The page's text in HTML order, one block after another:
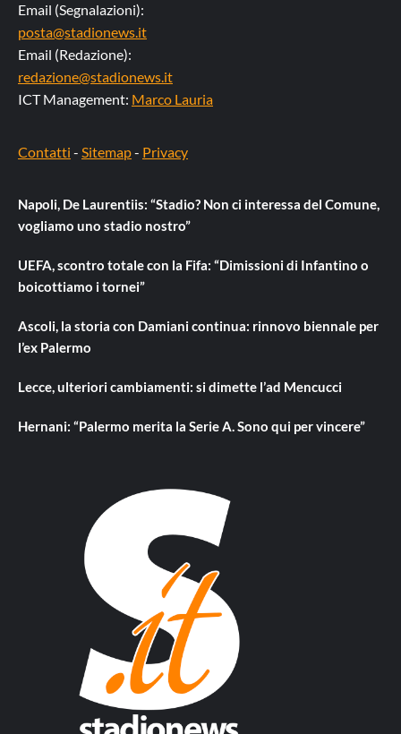
Email (Segnalazioni):
posta@stadionews.it
Email (Redazione):
redazione@stadionews.it
ICT Management: Marco Lauria
Contatti - Sitemap- Privacy
Napoli, De Laurentiis: “Stadio? Non ci interessa del Comune,
vogliamo uno stadio nostro”
UEFA, scontro totale con la Fifa: “Dimissioni di Infantino o
boicottiamo i tornei”
Ascoli, la storia con Damiani continua: rinnovo biennale per
l’ex Palermo
Lecce, ulteriori cambiamenti: si dimette l’ad Mencucci
Hernani: “Palermo merita la Serie A. Sono qui per vincere”